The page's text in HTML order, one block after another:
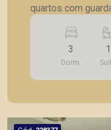
quartos com
condicionado; -
condicionado; -
churrasqueira,
- Cozinha
serviço; - 2 vagas de
imóveis prontos,
3
Dorm.
1